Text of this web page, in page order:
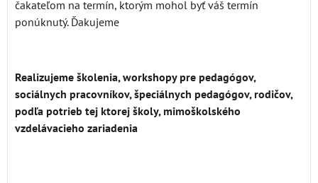
čakateľom na termín, ktorým mohol byť váš termín
ponúknutý. Ďakujeme
Realizujeme školenia, workshopy pre pedagógov,
sociálnych pracovníkov, špeciálnych pedagógov, rodičov,
podľa potrieb tej ktorej školy, mimoškolského
vzdelávacieho zariadenia